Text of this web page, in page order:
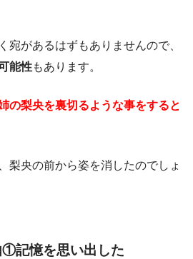
宛があるはずもありませんので、
能性もあります。
の梨央を裏切るような事をすると
梨央の前から姿を消したのでしょ
記憶を思い出した